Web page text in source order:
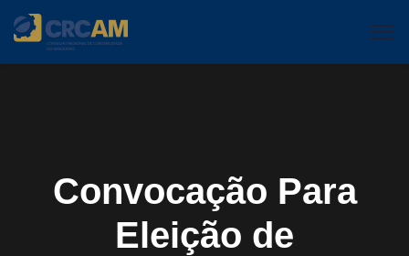
Convocação Para
Eleição de